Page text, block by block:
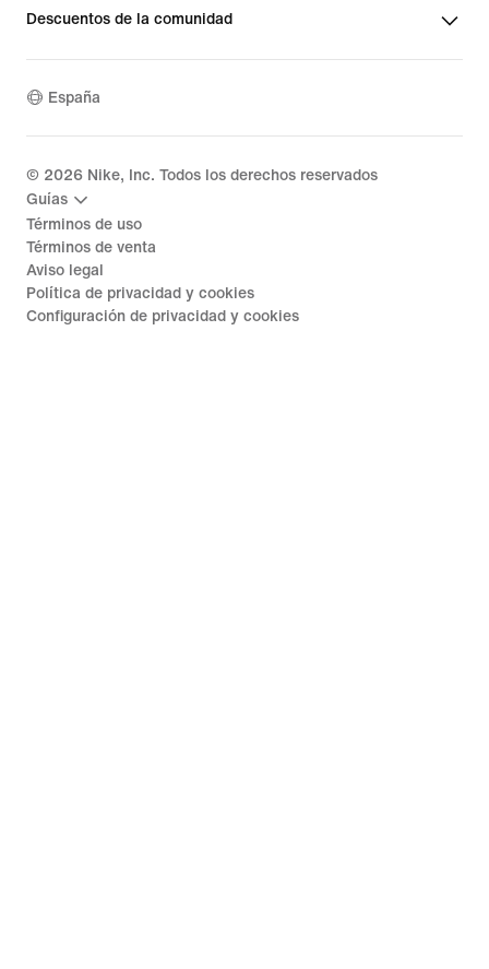
Descuentos de la comunidad
España
© 2026 Nike, Inc. Todos los derechos reservados
Guías
Términos de uso
Términos de venta
Aviso legal
Política de privacidad y cookies
Configuración de privacidad y cookies